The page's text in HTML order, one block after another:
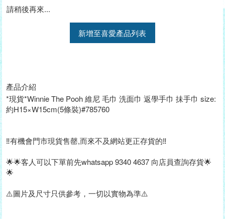
請稍後再來...
新增至喜愛產品列表
產品介紹
*現貨*Winnie The Pooh 維尼 毛巾 洗面巾 返學手巾 抺手巾 size:
約H15×W15cm(5條裝)#785760
‼️有機會門市現貨售罄,而來不及網站更正存貨的‼️
🌟🌟客人可以下單前先whatsapp 9340 4637 向店員查詢存貨🌟
🌟
⚠️圖片及尺寸只供參考，一切以實物為準⚠️